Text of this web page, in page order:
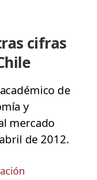
cifras
de
y
mercado
de 2012.